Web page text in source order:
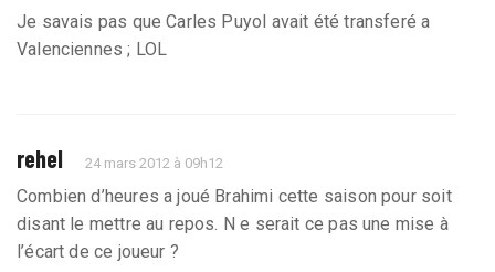
Je savais pas que Carles Puyol avait été transferé a
Valenciennes ; LOL
rehel 24 mars 2012 à 09h12
Combien d’heures a joué Brahimi cette saison pour soit
disant le mettre au repos. N e serait ce pas une mise à
l’écart de ce joueur ?